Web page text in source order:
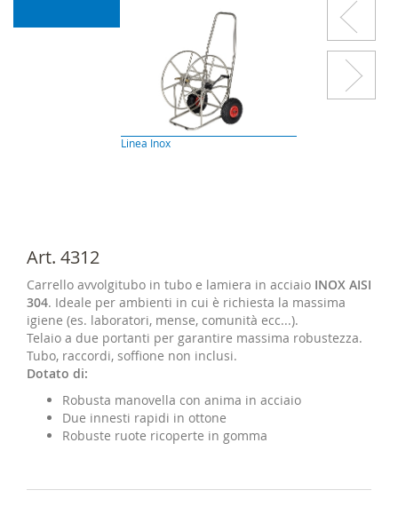
Linea Inox
Art. 4312
Carrello avvolgitubo in tubo e lamiera in acciaio INOX AISI
304. Ideale per ambienti in cui è richiesta la massima
igiene (es. laboratori, mense, comunità ecc...).
Telaio a due portanti per garantire massima robustezza.
Tubo, raccordi, soffione non inclusi.
Dotato di:
Robusta manovella con anima in acciaio
Due innesti rapidi in ottone
Robuste ruote ricoperte in gomma